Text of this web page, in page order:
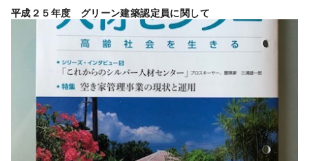
平成２５年度 グリーン建築認定員に関して